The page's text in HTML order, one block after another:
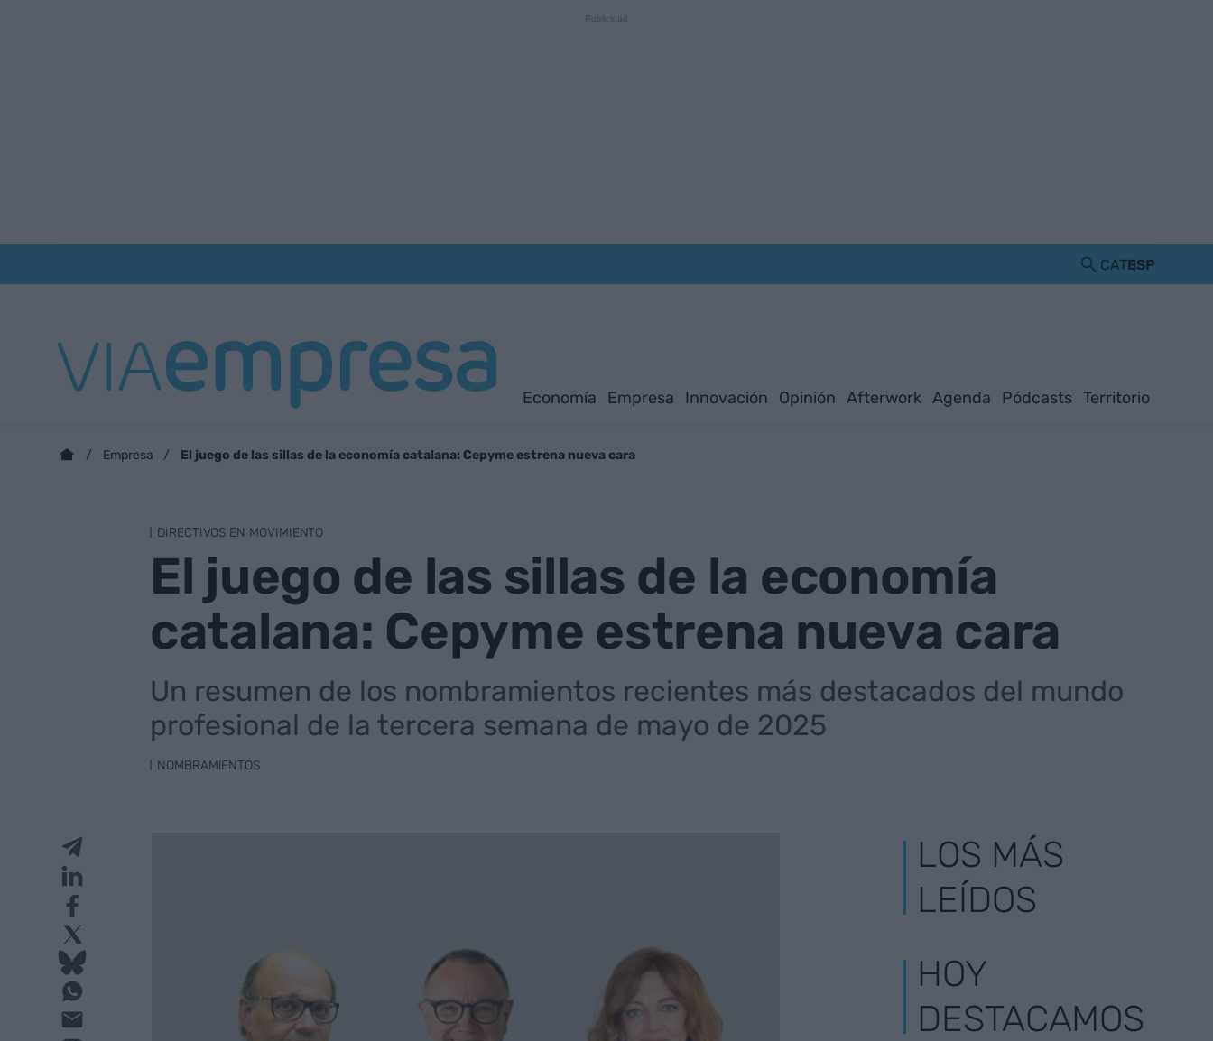
CATESP
Economía Empresa Innovación Opinión Afterwork Agenda Pódcasts Territorio
Empresa El juego de las sillas de la economía catalana: Cepyme estrena nueva cara
DIRECTIVOS EN MOVIMIENTO
El juego de las sillas de la economía
catalana: Cepyme estrena nueva cara
Un resumen de los nombramientos recientes más destacados del mundo
profesional de la tercera semana de mayo de 2025
NOMBRAMIENTOS
LOS MÁS
LEÍDOS
HOY
DESTACAMOS